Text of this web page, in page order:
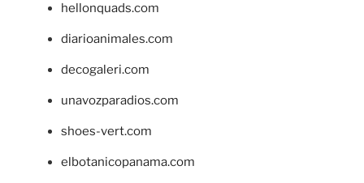
hellonquads.com
diarioanimales.com
decogaleri.com
unavozparadios.com
shoes-vert.com
elbotanicopanama.com